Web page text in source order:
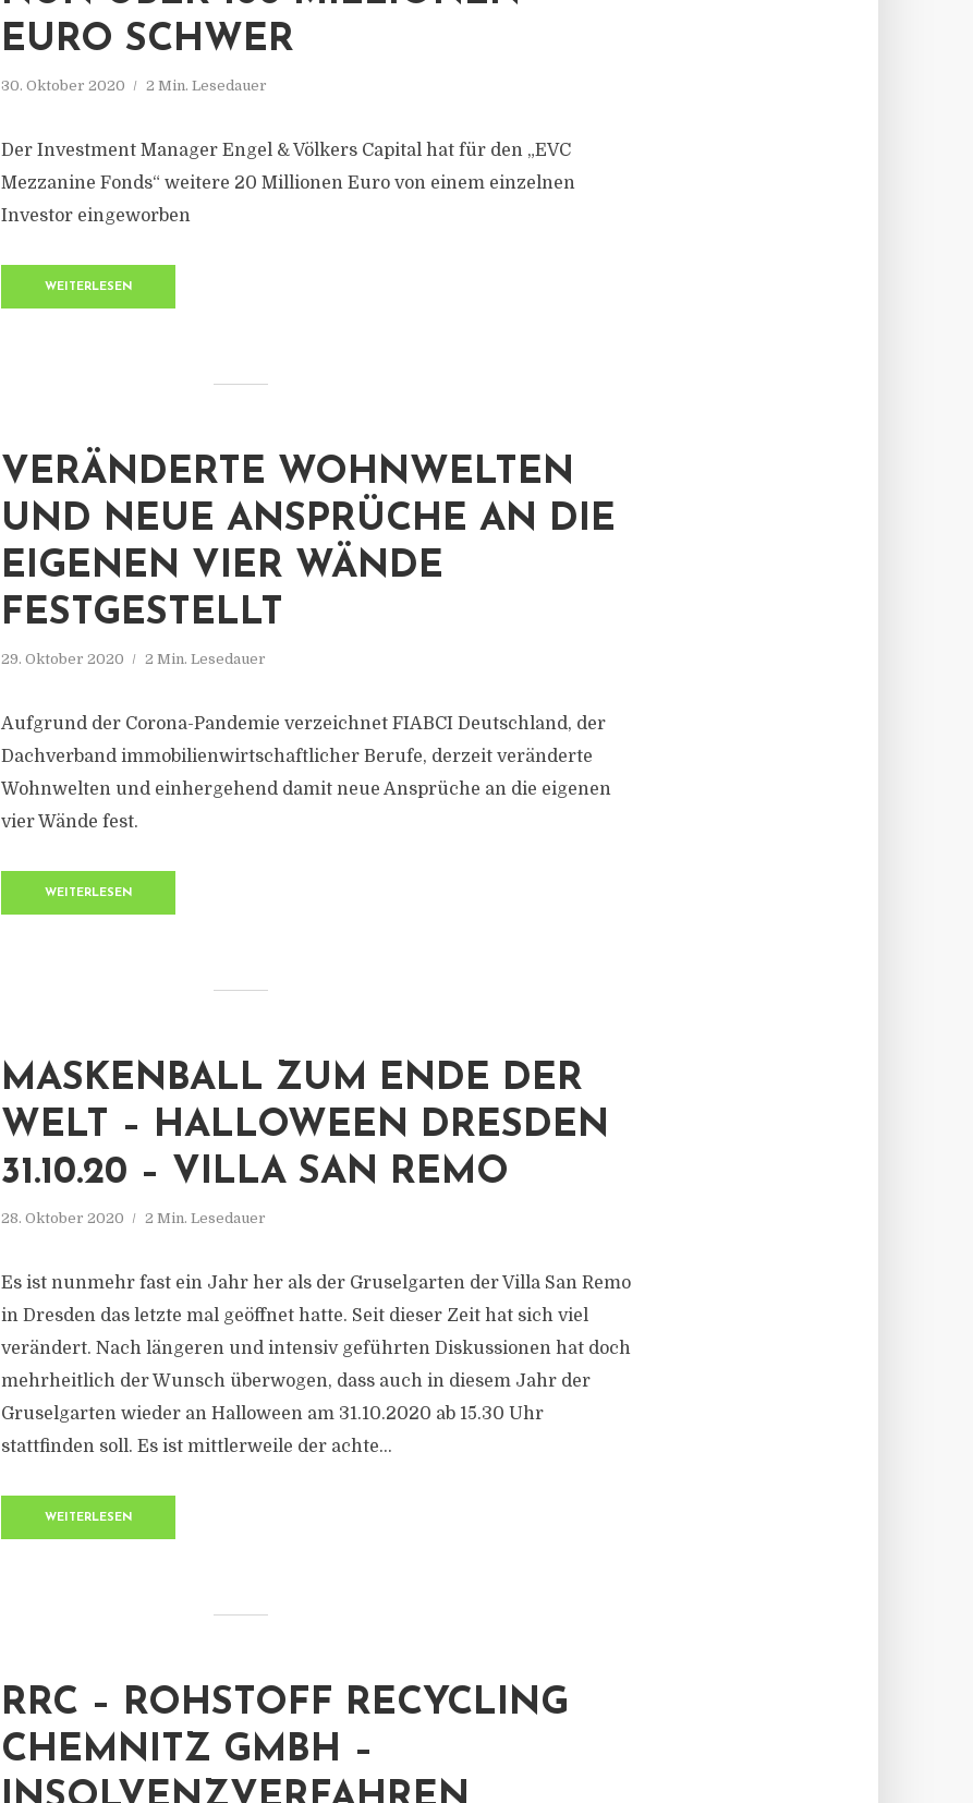
EURO SCHWER
30. Oktober 2020 2 Min. Lesedauer
Der Investment Manager Engel & Völkers Capital hat für den „EVC
Mezzanine Fonds“ weitere 20 Millionen Euro von einem einzelnen
Investor eingeworben
WEITERLESEN
VERÄNDERTE WOHNWELTEN
UND NEUE ANSPRÜCHE AN DIE
EIGENEN VIER WÄNDE
FESTGESTELLT
29. Oktober 2020 2 Min. Lesedauer
Aufgrund der Corona-Pandemie verzeichnet FIABCI Deutschland, der
Dachverband immobilienwirtschaftlicher Berufe, derzeit veränderte
Wohnwelten und einhergehend damit neue Ansprüche an die eigenen
vier Wände fest.
WEITERLESEN
MASKENBALL ZUM ENDE DER
WELT – HALLOWEEN DRESDEN
31.10.20 – VILLA SAN REMO
28. Oktober 2020 2 Min. Lesedauer
Es ist nunmehr fast ein Jahr her als der Gruselgarten der Villa San Remo
in Dresden das letzte mal geöffnet hatte. Seit dieser Zeit hat sich viel
verändert. Nach längeren und intensiv geführten Diskussionen hat doch
mehrheitlich der Wunsch überwogen, dass auch in diesem Jahr der
Gruselgarten wieder an Halloween am 31.10.2020 ab 15.30 Uhr
stattfinden soll. Es ist mittlerweile der achte...
WEITERLESEN
RRC – ROHSTOFF RECYCLING
CHEMNITZ GMBH –